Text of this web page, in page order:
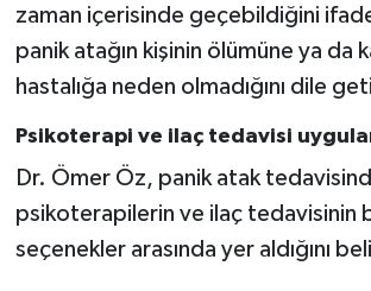
zaman içerisinde geçebildiğini
panik atağın kişinin ölümüne ya da
hastalığa neden olmadığını dile
Psikoterapi ve ilaç tedavisi
Dr. Ömer Öz, panik atak
psikoterapilerin ve ilaç tedavisinin
seçenekler arasında yer aldığını